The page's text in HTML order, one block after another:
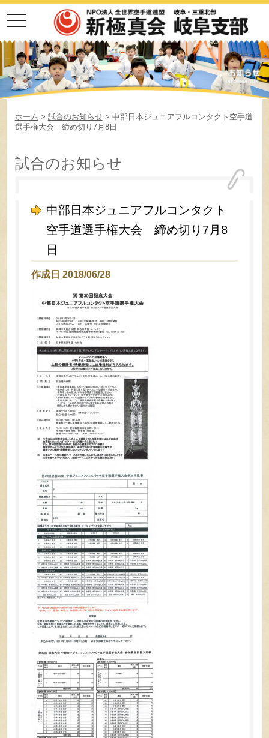
toggle
navigation
ホーム > 試合のお知らせ> 中部日本ジュニアフルコンタクト空手道
選手権大会 締め切り7月8日
試合のお知らせ
中部日本ジュニアフルコンタクト
空手道選手権大会 締め切り7月8
日
作成日 2018/06/28